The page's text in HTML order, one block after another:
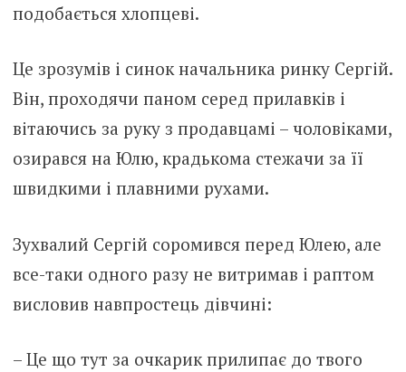
подобається хлопцеві.
Це зрозумів і синок начальника ринку Сергій.
Він, проходячи паном серед прилавків і
вітаючись за руку з продавцамі – чоловіками,
озирався на Юлю, крадькома стежачи за її
швидкими і плавними рухами.
Зухвалий Сергій соромився перед Юлею, але
все-таки одного разу не витримав і раптом
висловив навпростець дівчині:
– Це що тут за очкарик прилипає до твого